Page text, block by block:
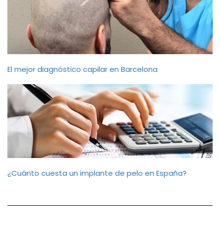
El mejor diagnóstico capilar en Barcelona
¿Cuánto cuesta un implante de pelo en España?